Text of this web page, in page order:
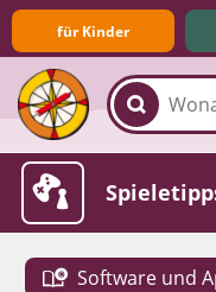
für Kinder
Familie &
Software und